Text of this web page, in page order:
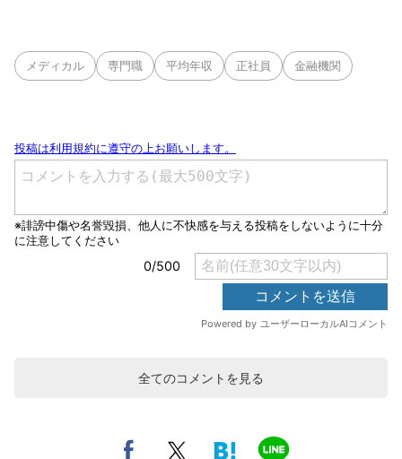
メディカル 専門職 平均年収 正社員 金融機関
全てのコメントを見る